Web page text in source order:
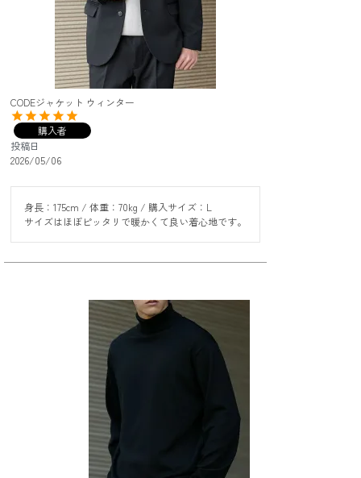
CODEジャケット ウィンター
購入者
投稿日
2026/05/06
身長：175cm / 体重：70kg / 購入サイズ：L
サイズはほぼピッタリで暖かくて良い着心地です。